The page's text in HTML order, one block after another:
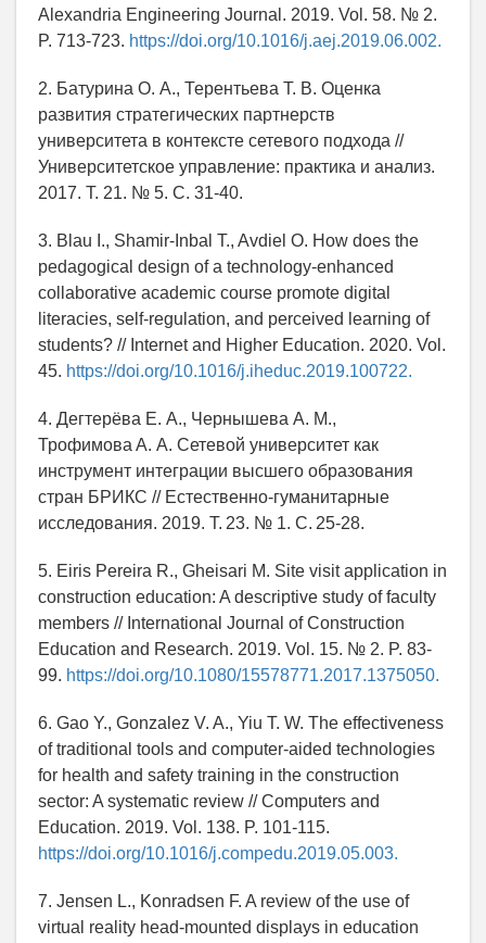
Alexandria Engineering Journal. 2019. Vol. 58. № 2.
P. 713-723. https://doi.org/10.1016/j.aej.2019.06.002.
2. Батурина О. А., Терентьева Т. В. Оценка
развития стратегических партнерств
университета в контексте сетевого подхода //
Университетское управление: практика и анализ.
2017. Т. 21. № 5. С. 31-40.
3. Blau I., Shamir-Inbal T., Avdiel O. How does the
pedago­gical design of a technology-enhanced
collaborative academic course promote digital
literacies, self-regulation, and perceived learning of
students? // Internet and Higher Education. 2020. Vol.
45. https://doi.org/10.1016/j.iheduc.2019.100722.
4. Дегтерёва Е. А., Чернышева А. М.,
Трофимова А. А. Сетевой университет как
инструмент интеграции высшего образования
стран БРИКС // Естественно-гуманитарные
исследования. 2019. Т. 23. № 1. С. 25-28.
5. Eiris Pereira R., Gheisari M. Site visit application in
construction education: A descriptive study of faculty
members // International Journal of Construction
Education and Research. 2019. Vol. 15. № 2. P. 83-
99. https://doi.org/10.1080/15578771.2017.1375050.
6. Gao Y., Gonzalez V. A., Yiu T. W. The effectiveness
of traditional tools and computer-aided technologies
for health and safety training in the construction
sector: A systematic review // Computers and
Education. 2019. Vol. 138. P. 101-115.
https://doi.org/10.1016/j.compedu.2019.05.003.
7. Jensen L., Konradsen F. A review of the use of
virtual reality head-mounted displays in education